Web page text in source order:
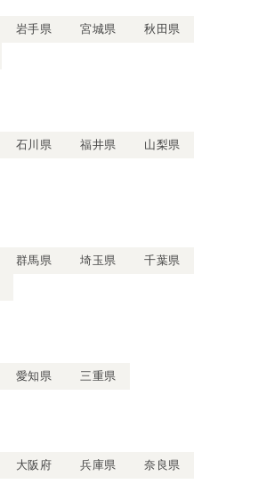
岩手県 宮城県
秋田県
石川県 福井県
山梨県
群馬県 埼玉県
千葉県
愛知県 三重県
大阪府 兵庫県
奈良県